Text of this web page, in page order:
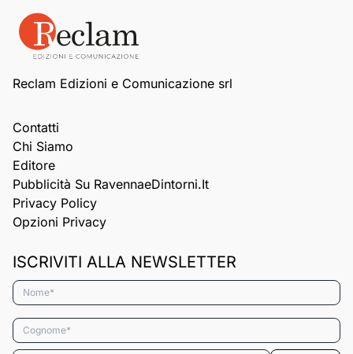
Reclam Edizioni e Comunicazione srl
Contatti
Chi Siamo
Editore
Pubblicità Su RavennaeDintorni.it
Privacy Policy
Opzioni Privacy
ISCRIVITI ALLA NEWSLETTER
Nome*
Cognome*